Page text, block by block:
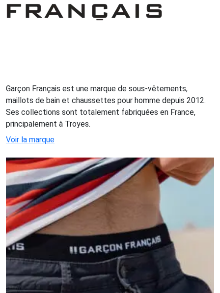
Garçon Français est une marque de sous-vêtements,
maillots de bain et chaussettes pour homme depuis 2012.
Ses collections sont totalement fabriquées en France,
principalement à Troyes.
Voir la marque